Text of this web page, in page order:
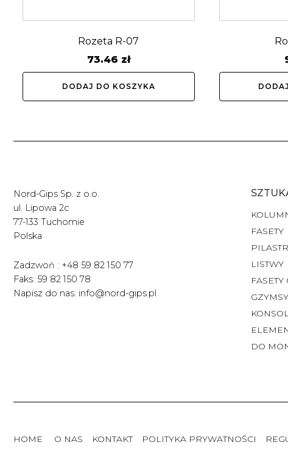
Rozeta R-07
73.46 zł
DODAJ DO KOSZYKA
Nord-Gips Sp. z o.o.
ul. Lipowa 2c
77-133 Tuchomie
Polska
Zadzwoń : +48 59 82 150 77
Faks: 59 82 150 78
Napisz do nas: info@nord-gips.pl
FASETY
LISTWY
GZYMSY
DO
HOME O NAS KONTAKT POLITYKA PRYWATNOŚCI